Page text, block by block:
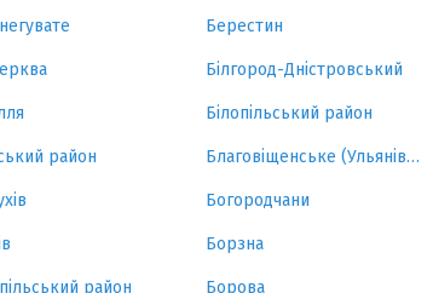
Берестин
Білгород-Дністровський
Білопільський район
район Благовіщенське (Ульянівка)
Богородчани
Борзна
район Борова